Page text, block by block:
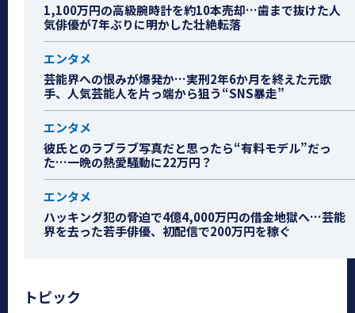
1,100万円の高級腕時計を約10本売却…歯まで抜けた人
気俳優が7年ぶりに明かした壮絶転落
エンタメ
芸能界への恨みが爆発か…実刑2年6か月を終えた元歌
手、人気芸能人を片っ端から狙う“SNS暴走”
エンタメ
彼氏とのラブラブ写真だと思ったら“有料モデル”だっ
た…一晩の熱愛騒動に22万円？
エンタメ
ハッキング犯の脅迫で4億4,000万円の借金地獄へ…芸能
界を去った若手俳優、初配信で200万円を稼ぐ
トピック